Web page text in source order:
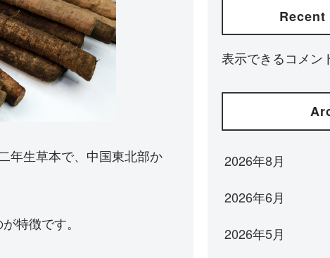
年生草本で、中国東北部か
特徴です。
表示できるコメン
2026年8月
2026年6月
2026年5月